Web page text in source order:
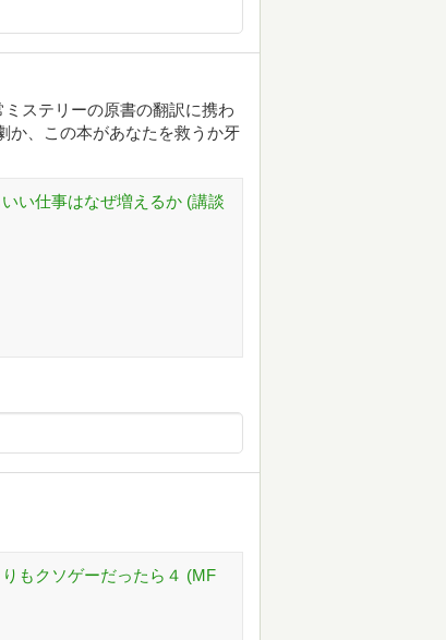
ステリーの原書の翻訳に携わ
か、この本があなたを救うか牙
い仕事はなぜ増えるか (講談
もクソゲーだったら４ (MF